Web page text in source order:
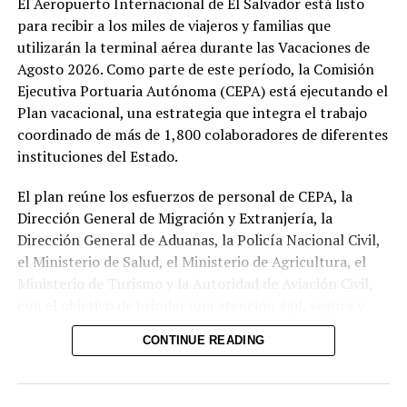
El Aeropuerto Internacional de El Salvador está listo
para recibir a los miles de viajeros y familias que
utilizarán la terminal aérea durante las Vacaciones de
Agosto 2026. Como parte de este período, la Comisión
Ejecutiva Portuaria Autónoma (CEPA) está ejecutando el
Plan vacacional, una estrategia que integra el trabajo
coordinado de más de 1,800 colaboradores de diferentes
instituciones del Estado.
El plan reúne los esfuerzos de personal de CEPA, la
Dirección General de Migración y Extranjería, la
Dirección General de Aduanas, la Policía Nacional Civil,
el Ministerio de Salud, el Ministerio de Agricultura, el
Ministerio de Turismo y la Autoridad de Aviación Civil,
eficiente a los pasajeros.
aeropuerto está fortaleciendo sus procesos mediante
CONTINUE READING